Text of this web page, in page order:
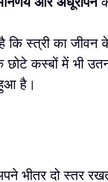
कि स्त्री का
छोटे कस्बों में भी
है।
भीतर दो स्तर